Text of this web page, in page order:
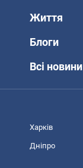
Життя
Блоги
Всі новини
Харків
Дніпро